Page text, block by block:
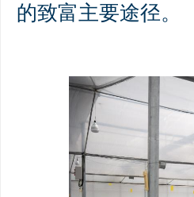
的致富主要途径。